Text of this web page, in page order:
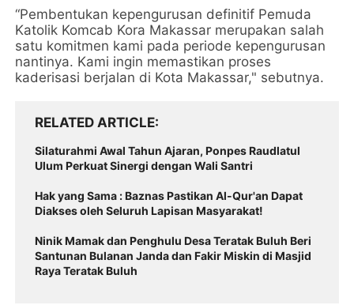
“Pembentukan kepengurusan definitif Pemuda
Katolik Komcab Kora Makassar merupakan salah
satu komitmen kami pada periode kepengurusan
nantinya. Kami ingin memastikan proses
kaderisasi berjalan di Kota Makassar," sebutnya.
RELATED ARTICLE
Silaturahmi Awal Tahun Ajaran, Ponpes Raudlatul
Ulum Perkuat Sinergi dengan Wali Santri
Hak yang Sama : Baznas Pastikan Al-Qur'an Dapat
Diakses oleh Seluruh Lapisan Masyarakat!
Ninik Mamak dan Penghulu Desa Teratak Buluh Beri
Santunan Bulanan Janda dan Fakir Miskin di Masjid
Raya Teratak Buluh